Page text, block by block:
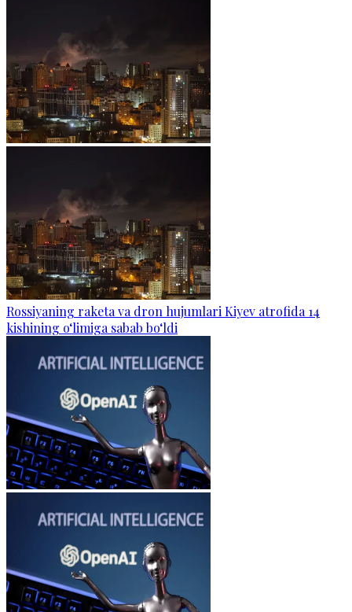
Rossiyaning raketa va dron hujumlari Kiyev atrofida 14
kishining o‘limiga sabab bo‘ldi